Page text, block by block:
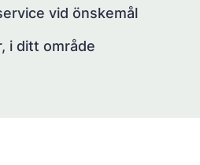
vid önskemål
i ditt område